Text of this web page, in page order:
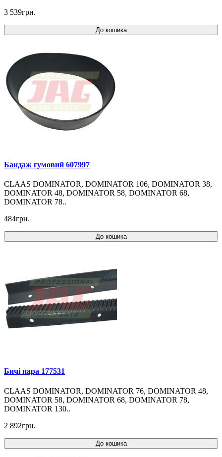
3 539грн.
До кошика
Бандаж гумовий 607997
CLAAS DOMINATOR, DOMINATOR 106, DOMINATOR 38,
DOMINATOR 48, DOMINATOR 58, DOMINATOR 68,
DOMINATOR 78..
484грн.
До кошика
Бичі пара 177531
CLAAS DOMINATOR, DOMINATOR 76, DOMINATOR 48,
DOMINATOR 58, DOMINATOR 68, DOMINATOR 78,
DOMINATOR 130..
2 892грн.
До кошика